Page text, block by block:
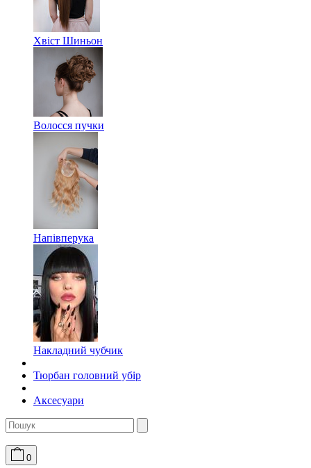
Хвіст Шиньон
Волосся пучки
Напівперука
Накладний чубчик
Тюрбан головний убір
Аксесуари
0